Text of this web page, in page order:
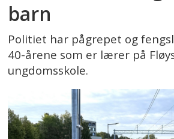
barn
Politiet har pågrepet og
40-årene som er lærer på
ungdomsskole.